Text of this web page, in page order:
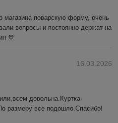
магазина поварскую форму, очень
вопросы и постоянно держат на
🫶
16.03.2026
довольна.Куртка
размеру все подошло.Спасибо!